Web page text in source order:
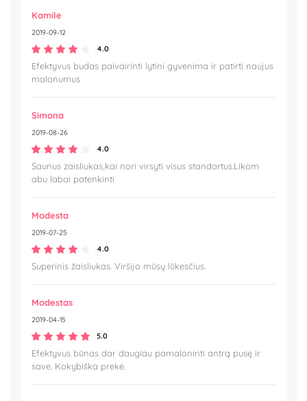
Kamile
2019-09-12
4.0
Efektyvus budas paivairinti lytini gyvenima ir patirti naujus
malonumus
Simona
2019-08-26
4.0
Saunus zaisliukas,kai nori virsyti visus standartus.Likom
abu labai patenkinti
Modesta
2019-07-25
4.0
Superinis žaisliukas. Viršijo mūsų lūkesčius.
Modestas
2019-04-15
5.0
Efektyvus būnas dar daugiau pamaloninti antrą pusę ir
save. Kokybiška prekė.